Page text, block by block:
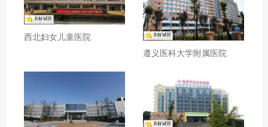
西北妇女儿童医院
遵义医科大学附属医院